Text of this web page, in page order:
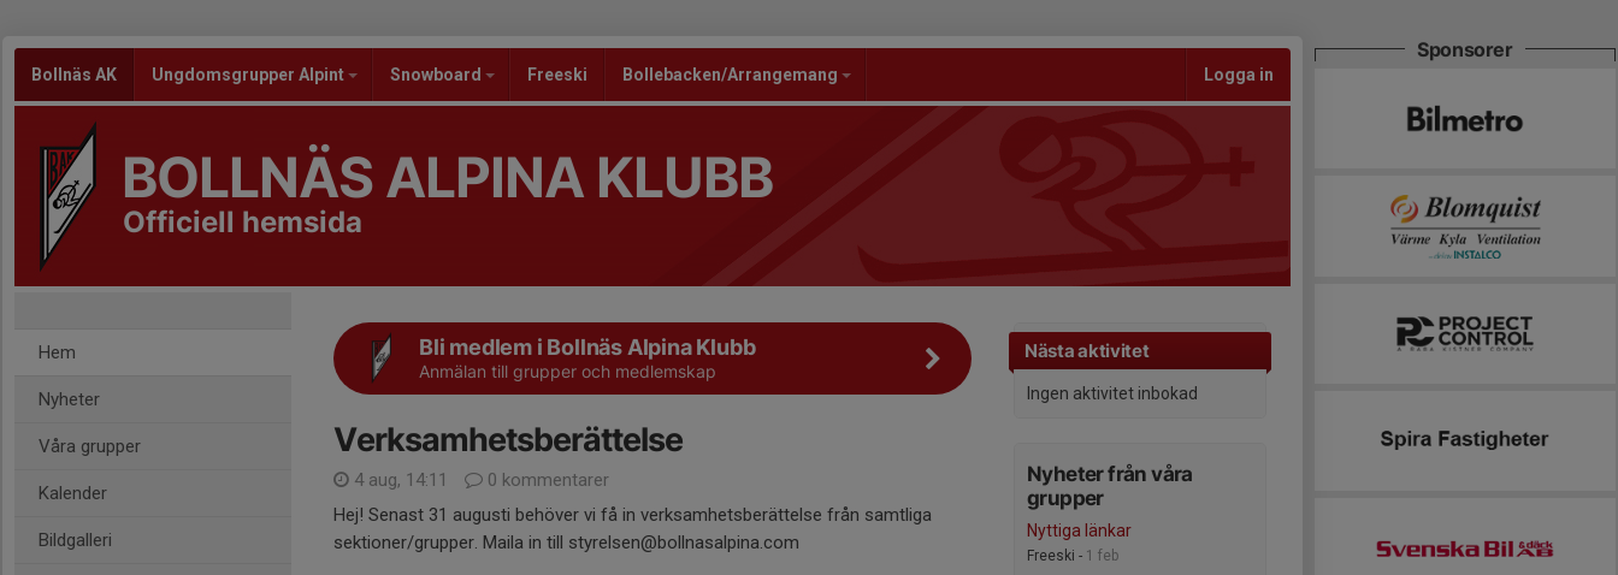
Bollnäs AK Ungdomsgrupper Alpint Snowboard Freeski Bollebacken/Arrangemang Logga in
BOLLNÄS ALPINA KLUBB
Officiell hemsida
Hem
Nyheter
Våra grupper
Kalender
Bildgalleri
Nästa aktivitet
Ingen aktivitet inbokad
Nyheter från våra
grupper
Nyttiga länkar
Freeski - 1 feb
Bli medlem i Bollnäs Alpina Klubb
Anmälan till grupper och medlemskap
Verksamhetsberättelse
4 aug, 14:11
0 kommentarer
Hej! Senast 31 augusti behöver vi få in verksamhetsberättelse från samtliga
sektioner/grupper. Maila in till styrelsen@bollnasalpina.com
Sponsorer